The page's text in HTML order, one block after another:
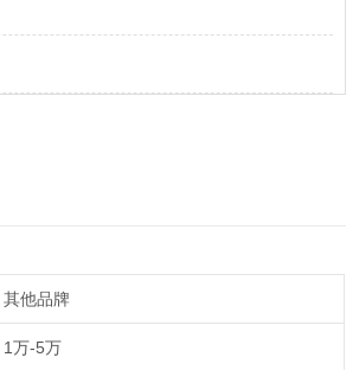
其他品牌
1万-5万